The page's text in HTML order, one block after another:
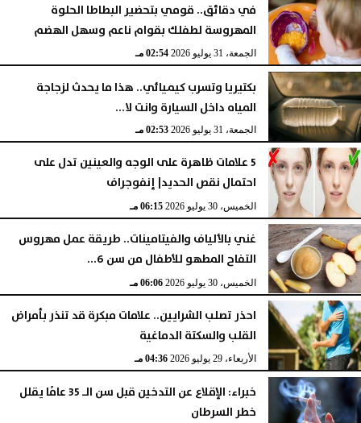
في دقائق.. قومي بتحضير البطاطا الحلوة
المهروسة لطفلك بقوام ناعم وسهل الهضم
الجمعة، 31 يوليو 2026 02:54 مـ
بكتيريا وتسرب كيميائي.. هذا ما يحدث لزجاجة
المياه داخل السيارة وانت لا...
الجمعة، 31 يوليو 2026 02:53 مـ
5 علامات ظاهرة على الوجه والعينين تدل على
احتمال نقص الحديد| إنفوجراف
الخميس، 30 يوليو 2026 06:15 مـ
غني بالألياف والفيتامينات.. طريقة عمل مهروس
التفاح المطهو للأطفال من سن 6...
الخميس، 30 يوليو 2026 06:06 مـ
احذر تصلب الشرايين.. علامات مبكرة قد تنذر بأمراض
القلب والسكتة الدماغية
الأربعاء، 29 يوليو 2026 04:36 مـ
خبراء: الإقلاع عن التدخين قبل سن الـ 35 عامًا يقلل
خطر السرطان